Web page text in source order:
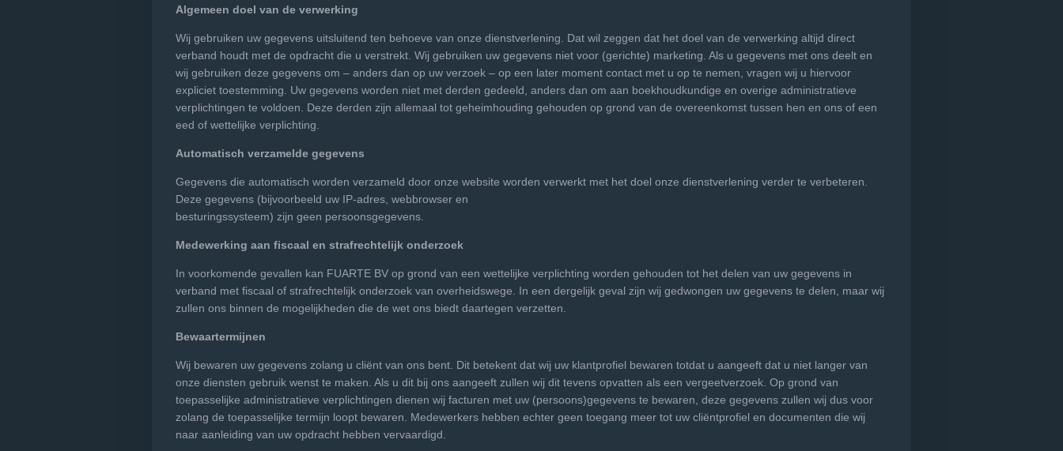
Algemeen doel van de verwerking
Wij gebruiken uw gegevens uitsluitend ten behoeve van onze dienstverlening. Dat wil zeggen dat het doel van de verwerking altijd direct
verband houdt met de opdracht die u verstrekt. Wij gebruiken uw gegevens niet voor (gerichte) marketing. Als u gegevens met ons deelt en
wij gebruiken deze gegevens om – anders dan op uw verzoek – op een later moment contact met u op te nemen, vragen wij u hiervoor
expliciet toestemming. Uw gegevens worden niet met derden gedeeld, anders dan om aan boekhoudkundige en overige administratieve
verplichtingen te voldoen. Deze derden zijn allemaal tot geheimhouding gehouden op grond van de overeenkomst tussen hen en ons of een
eed of wettelijke verplichting.
Automatisch verzamelde gegevens
Gegevens die automatisch worden verzameld door onze website worden verwerkt met het doel onze dienstverlening verder te verbeteren.
Deze gegevens (bijvoorbeeld uw IP-adres, webbrowser en
besturingssysteem) zijn geen persoonsgegevens.
Medewerking aan fiscaal en strafrechtelijk onderzoek
In voorkomende gevallen kan FUARTE BV op grond van een wettelijke verplichting worden gehouden tot het delen van uw gegevens in
verband met fiscaal of strafrechtelijk onderzoek van overheidswege. In een dergelijk geval zijn wij gedwongen uw gegevens te delen, maar wij
zullen ons binnen de mogelijkheden die de wet ons biedt daartegen verzetten.
Bewaartermijnen
Wij bewaren uw gegevens zolang u cliënt van ons bent. Dit betekent dat wij uw klantprofiel bewaren totdat u aangeeft dat u niet langer van
onze diensten gebruik wenst te maken. Als u dit bij ons aangeeft zullen wij dit tevens opvatten als een vergeetverzoek. Op grond van
toepasselijke administratieve verplichtingen dienen wij facturen met uw (persoons)gegevens te bewaren, deze gegevens zullen wij dus voor
zolang de toepasselijke termijn loopt bewaren. Medewerkers hebben echter geen toegang meer tot uw cliëntprofiel en documenten die wij
naar aanleiding van uw opdracht hebben vervaardigd.